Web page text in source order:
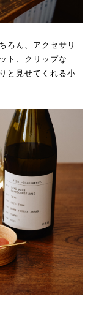
ろん、アクセサリ
ト、クリップな
と見せてくれる小